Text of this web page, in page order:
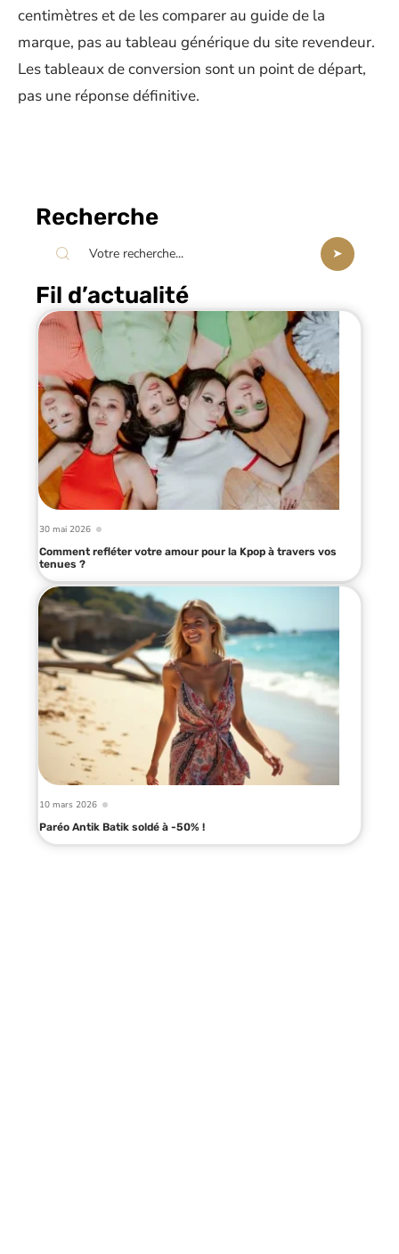
centimètres et de les comparer au guide de la
marque, pas au tableau générique du site revendeur.
Les tableaux de conversion sont un point de départ,
pas une réponse définitive.
Recherche
Fil d’actualité
30 mai 2026
Comment refléter votre amour pour la Kpop à travers vos
tenues ?
10 mars 2026
Paréo Antik Batik soldé à -50% !